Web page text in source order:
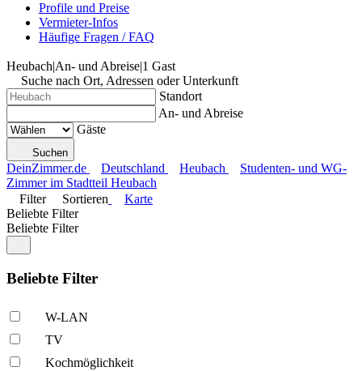
Profile und Preise
Vermieter-Infos
Häufige Fragen / FAQ
Heubach|An- und Abreise|1 Gast
Suche nach Ort, Adressen oder Unterkunft
Standort
An- und Abreise
Gäste
Suchen
DeinZimmer.de Deutschland Heubach
Studenten- und WG-
Zimmer im Stadtteil Heubach
Filter
Sortieren
Karte
Beliebte Filter
Beliebte Filter
Beliebte Filter
W-LAN
TV
Kochmöglich­keit